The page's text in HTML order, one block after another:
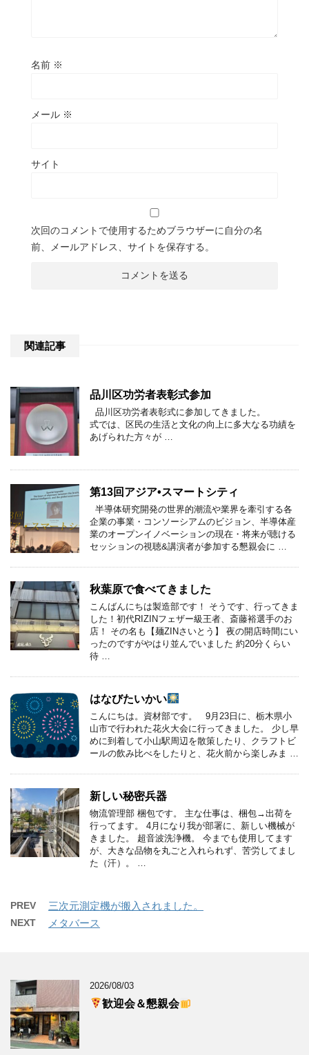
名前 ※
メール ※
サイト
次回のコメントで使用するためブラウザーに自分の名
前、メールアドレス、サイトを保存する。
関連記事
品川区功労者表彰式参加
品川区功労者表彰式に参加してきました。
式では、区民の生活と文化の向上に多大なる功績を
あげられた方々が …
第13回アジア•スマートシティ
半導体研究開発の世界的潮流や業界を牽引する各
企業の事業・コンソーシアムのビジョン、半導体産
業のオープンイノベーションの現在・将来が聴ける
セッションの視聴&講演者が参加する懇親会に …
秋葉原で食べてきました
こんばんにちは製造部です！ そうです、行ってきま
した！初代RIZINフェザー級王者、斎藤裕選手のお
店！ その名も【麺ZINさいとう】 夜の開店時間にい
ったのですがやはり並んでいました 約20分くらい
待 …
はなびたいかい
こんにちは。資材部です。 9月23日に、栃木県小
山市で行われた花火大会に行ってきました。 少し早
めに到着して小山駅周辺を散策したり、クラフトビ
ールの飲み比べをしたりと、花火前から楽しみま …
新しい秘密兵器
物流管理部 梱包です。 主な仕事は、梱包→出荷を
行ってます。 4月になり我が部署に、新しい機械が
きました。 超音波洗浄機。 今までも使用してます
が、大きな品物を丸ごと入れられず、苦労してまし
た（汗）。 …
PREV 三次元測定機が搬入されました。
NEXT メタバース
2026/08/03
歓迎会＆懇親会